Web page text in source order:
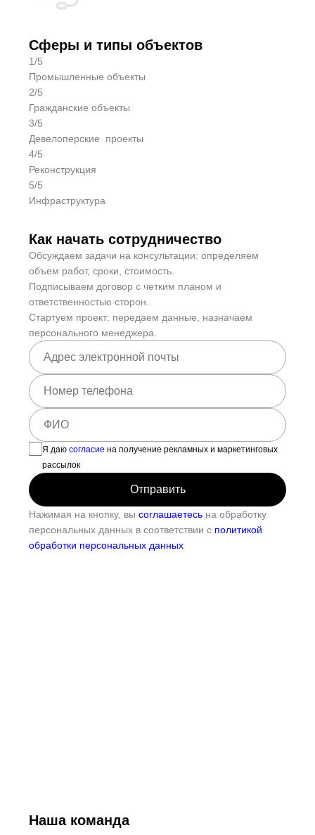
Сферы и типы объектов
1/5
Промышленные объекты
2/5
Гражданские объекты
3/5
Девелоперские проекты
4/5
Реконструкция
5/5
Инфраструктура
Как начать сотрудничество
Обсуждаем задачи на консультации: определяем
объем работ, сроки, стоимость.
Подписываем договор с четким планом и
ответственностью сторон.
Стартуем проект: передаем данные, назначаем
персонального менеджера.
Я даю согласие на получение рекламных и маркетинговых
рассылок
Нажимая на кнопку, вы соглашаетесь на обработку
персональных данных в соответствии с политикой
обработки персональных данных
Наша команда